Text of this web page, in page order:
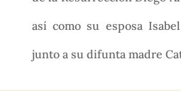
así como su esposa
junto a su difunta madre